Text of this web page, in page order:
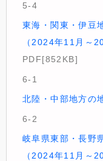
5-4
東海・関東・伊豆
（2024年11月～
PDF[852KB]
6-1
北陸・中部地方の
6-2
岐阜県東部・長野
（2024年11月～